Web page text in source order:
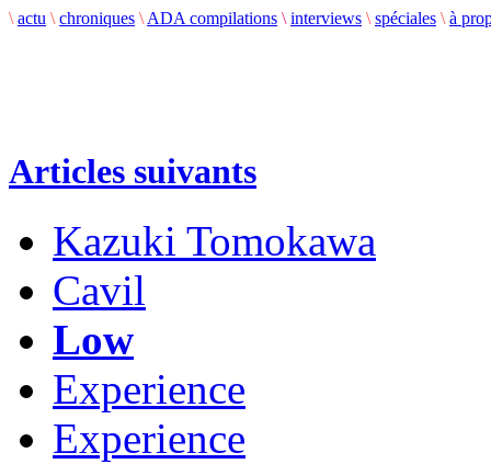
\ actu \ chroniques \ ADA compilations \ interviews \ spéciales \ à
Articles suivants
Kazuki Tomokawa
Cavil
Low
Experience
Experience